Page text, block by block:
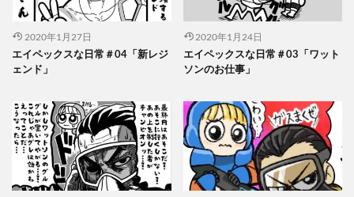
2020年1月27日
エイペックスな日常＃04「新レジ
ェンド」
2020年1月24日
エイペックスな日常＃03「ワット
ソンのお仕事」